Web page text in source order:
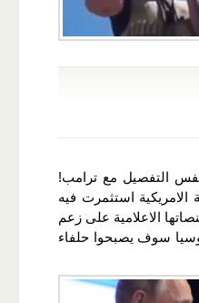
التفصيل مع ترامب!
استثمرت فيه
الاعلامية على زعم
سوف يصبحوا حلفاء